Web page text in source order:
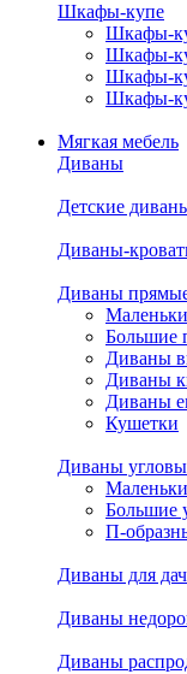
Шкафы-купе
Шкафы-
Шкафы-
Шкафы-
Шкафы-
Мягкая мебель
Диваны
Детские
Диваны-
Диваны
Большие
Диваны
Диваны
Диваны
Кушетки
Диваны
Большие
П-
Диваны для
Диваны
Диваны